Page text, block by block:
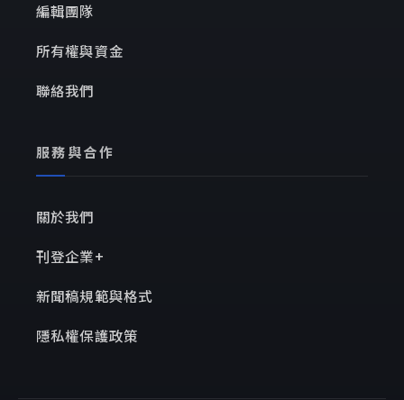
編輯團隊
所有權與資金
聯絡我們
服務與合作
關於我們
刊登企業+
新聞稿規範與格式
隱私權保護政策